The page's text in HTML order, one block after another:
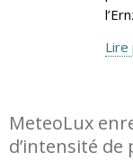
Lire
MeteoLux
d’intensité